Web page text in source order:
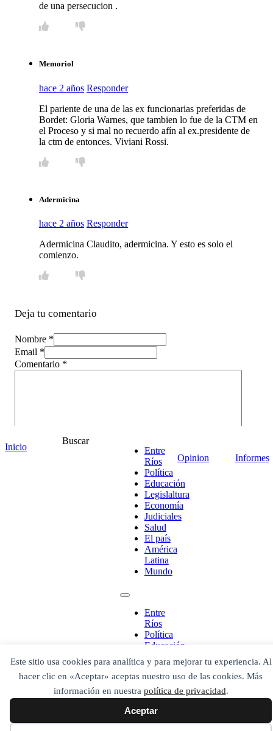
Este sitio usa cookies para analítica y para mejorar tu experiencia. Al
hacer clic en «Aceptar» aceptas nuestro uso de las cookies. Más
información en nuestra política de privacidad.
Aceptar
de una persecucion .
Memoriol
hace 2 años Responder
El pariente de una de las ex funcionarias preferidas de
Bordet: Gloria Warnes, que tambien lo fue de la CTM en
el Proceso y si mal no recuerdo afín al ex.presidente de
la ctm de entonces. Viviani Rossi.
Adermicina
hace 2 años Responder
Adermicina Claudito, adermicina. Y esto es solo el
comienzo.
Deja tu comentario
Nombre *
Email *
Comentario *
Inicio
Buscar
Entre
Ríos
Política
Educación
Legislaltura
Economía
Judiciales
Salud
El país
América
Latina
Mundo
Entre
Ríos
Política
Educación
Legislaltura
Economía
Judiciales
Salud
El país
América
Latina
Opinion Informes
¡Ponete en contacto!
Escribe aquí abajo lo que desees buscar
Buscar